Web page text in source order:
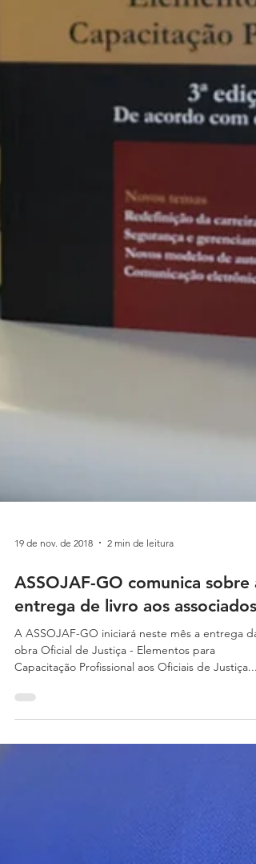
19 de nov. de 2018 2 min de leitura
ASSOJAF-GO comunica sobre a
entrega de livro aos associados
A ASSOJAF-GO iniciará neste mês a entrega da
obra Oficial de Justiça - Elementos para